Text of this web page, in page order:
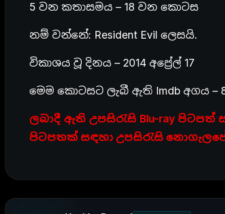
5 වන කතාසමය – 18 වන කොටස
නම් වන්නේ: Resident Evil ලෙසයි.
විකාශය වූ දිනය – 2014 අප්‍රේල් 17
මෙම කොටසට ලැබී ඇති Imdb අගය –
ලබාදී ඇති උපසිරැසි Blu-ray
පිටපතක් සඳහා උපසිරැසි